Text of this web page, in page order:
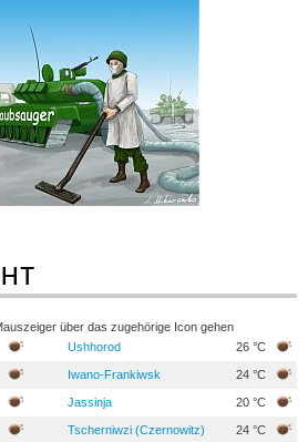
über das zugehörige Icon gehen
Ushhorod 26 °C
Iwano-Frankiwsk 24 °C
Jassinja 20 °C
Tscherniwzi (Czernowitz) 24 °C